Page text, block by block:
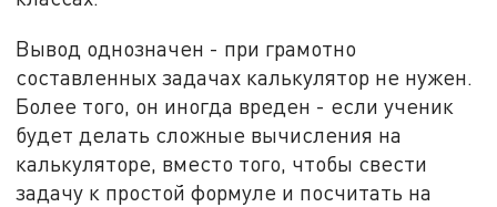
Вывод однозначен - при грамотно
составленных задачах калькулятор не нужен.
Более того, он иногда вреден - если ученик
будет делать сложные вычисления на
калькуляторе, вместо того, чтобы свести
задачу к простой формуле и посчитать на